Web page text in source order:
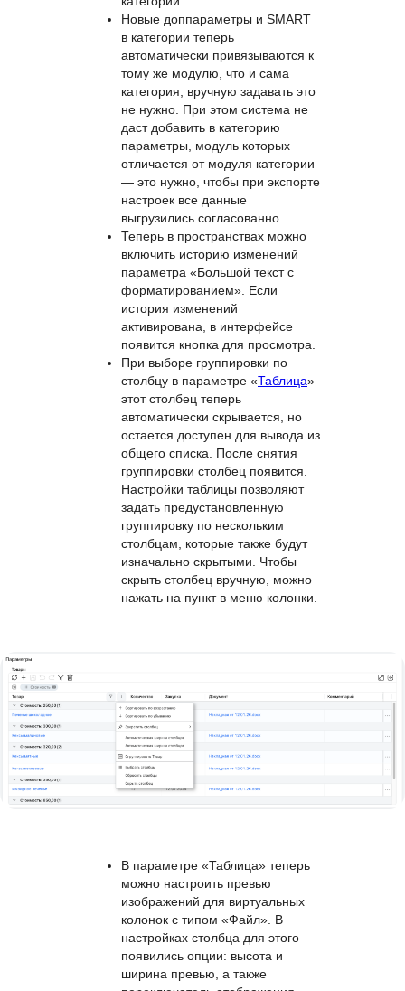
параметров «Большой текст с
форматированием» и «Большой
текст без форматирования»
теперь можно изменить в
настройках списка параметров
категории.
Новые доппараметры и SMART
в категории теперь
автоматически привязываются к
тому же модулю, что и сама
категория, вручную задавать это
не нужно. При этом система не
даст добавить в категорию
параметры, модуль которых
отличается от модуля категории
— это нужно, чтобы при экспорте
настроек все данные
выгрузились согласованно.
Теперь в пространствах можно
включить историю изменений
параметра «Большой текст с
форматированием». Если
история изменений
активирована, в интерфейсе
появится кнопка для просмотра.
При выборе группировки по
столбцу в параметре «Таблица
этот столбец теперь
автоматически скрывается, но
остается доступен для вывода из
общего списка. После снятия
группировки столбец появится.
Настройки таблицы позволяют
задать предустановленную
нажать на пункт в меню колонки.
В параметре «Таблица» теперь
можно настроить превью